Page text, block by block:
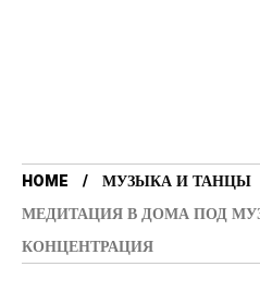
HOME
МУЗЫКА И ТАНЦЫ
МЕДИТАЦИЯ В ДОМА ПОД
КОНЦЕНТРАЦИЯ